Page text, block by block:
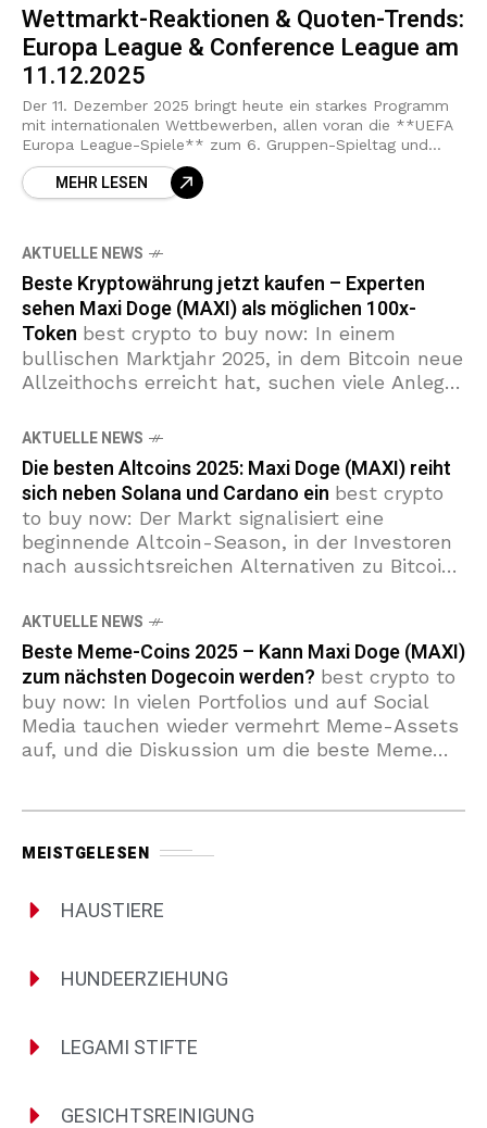
Wettmarkt-Reaktionen & Quoten-Trends:
Europa League & Conference League am
11.12.2025
Der 11. Dezember 2025 bringt heute ein starkes Programm
mit internationalen Wettbewerben, allen voran die **UEFA
Europa League-Spiele** zum 6. Gruppen-Spieltag und
mehrere Partien in der **UEFA Conference League**. Die
MEHR LESEN
AKTUELLE NEWS
Beste Kryptowährung jetzt kaufen – Experten
sehen Maxi Doge (MAXI) als möglichen 100x-
Token best crypto to buy now: In einem
bullischen Marktjahr 2025, in dem Bitcoin neue
Allzeithochs erreicht hat, suchen viele Anleger
Upside. Presale 2025-Projekte und
AKTUELLE NEWS
Die besten Altcoins 2025: Maxi Doge (MAXI) reiht
sich neben Solana und Cardano ein best crypto
to buy now: Der Markt signalisiert eine
beginnende Altcoin-Season, in der Investoren
nach aussichtsreichen Alternativen zu Bitcoin
(MAXI) hervor. Der Presale
AKTUELLE NEWS
Beste Meme-Coins 2025 – Kann Maxi Doge (MAXI)
zum nächsten Dogecoin werden? best crypto to
buy now: In vielen Portfolios und auf Social
Media tauchen wieder vermehrt Meme-Assets
auf, und die Diskussion um die beste Meme
MEISTGELESEN
HAUSTIERE
HUNDEERZIEHUNG
LEGAMI STIFTE
GESICHTSREINIGUNG